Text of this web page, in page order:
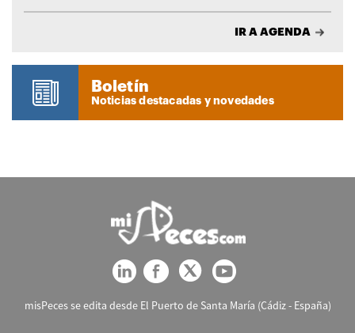
IR A AGENDA
Boletín
Noticias destacadas y novedades
misPeces se edita desde El Puerto de Santa María (Cádiz - España)